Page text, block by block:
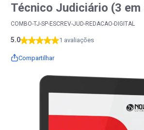
Técnico Judiciário (3 em
COMBO-TJ-SP-ESCREV-JUD-REDACAO-DIGITAL
5.0 1 avaliações
Compartilhar